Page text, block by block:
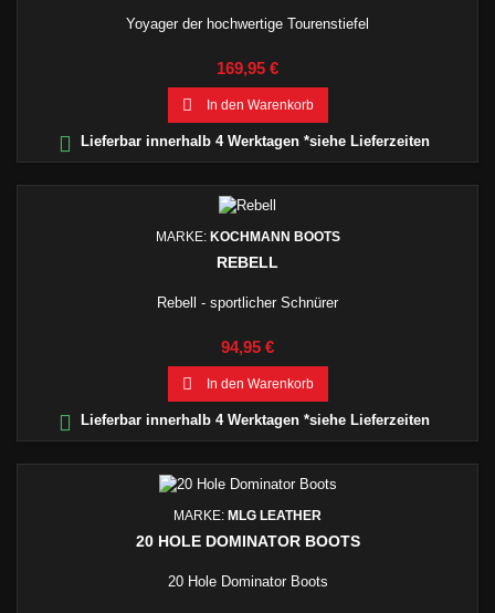
Yoyager der hochwertige Tourenstiefel
Preis
169,95 €
 In den Warenkorb
 Lieferbar innerhalb 4 Werktagen *siehe Lieferzeiten
MARKE: KOCHMANN BOOTS
REBELL
Rebell - sportlicher Schnürer
Preis
94,95 €
 In den Warenkorb
 Lieferbar innerhalb 4 Werktagen *siehe Lieferzeiten
MARKE: MLG LEATHER
20 HOLE DOMINATOR BOOTS
20 Hole Dominator Boots